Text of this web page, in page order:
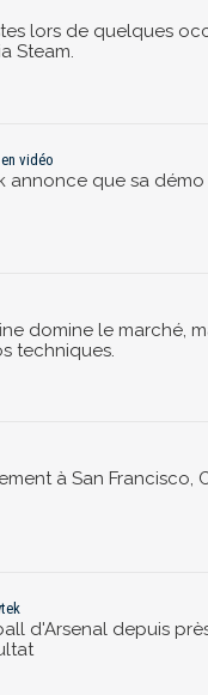
lors de quelques
Steam.
vidéo
que sa
domine le marché,
techniques.
à San
d'Arsenal depuis